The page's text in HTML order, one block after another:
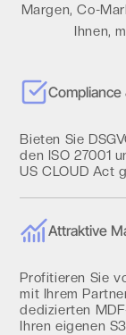
Margen, Co-
Ihnen,
Compliance
Bieten Sie
den ISO 27001
US CLOUD Act
Attraktive
Profitieren Sie
mit Ihrem
dedizierten
Ihren eigenen